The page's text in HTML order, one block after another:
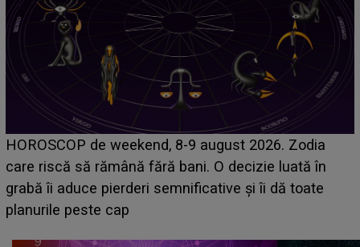
Emanuel a ținut ACEST DETALIU ASCUNS până
acum! În fața Alexandrei, concurentul din Casa Iubirii
face o MĂRTURISIRE NEAȘTEPTATĂ despre mama
sa: "I-am spus și ei în față, eu nu te iubesc pentru